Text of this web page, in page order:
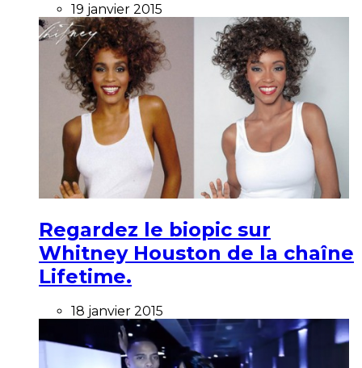
19 janvier 2015
Regardez le biopic sur
Whitney Houston de la chaîne
Lifetime.
18 janvier 2015